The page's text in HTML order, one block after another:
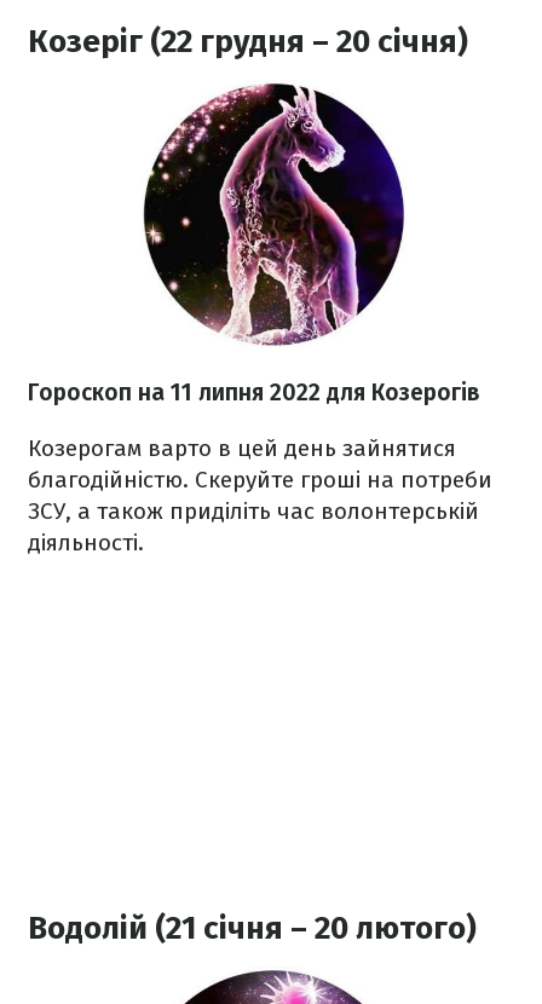
Козеріг (22 грудня – 20 січня)
Гороскоп на 11 липня 2022 для Козерогів
Козерогам варто в цей день зайнятися
благодійністю. Скеруйте гроші на потреби
ЗСУ, а також приділіть час волонтерській
діяльності.
Водолій (21 січня – 20 лютого)